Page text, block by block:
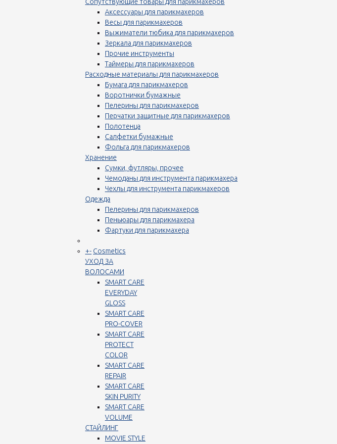
Аксессуары для парикмахеров
Весы для парикмахеров
Выжиматели тюбика для парикмахеров
Зеркала для парикмахеров
Прочие инструменты
Таймеры для парикмахеров
Расходные материалы для парикмахеров
Бумага для парикмахеров
Воротнички бумажные
Пелерины для парикмахеров
Перчатки защитные для парикмахеров
Полотенца
Салфетки бумажные
Фольга для парикмахеров
Хранение
Сумки, футляры, прочее
Чемоданы для инструмента парикмахера
Чехлы для инструмента парикмахеров
Одежда
Пелерины для парикмахеров
Пеньюары для парикмахера
Фартуки для парикмахера
+- Cosmetics
УХОД ЗА
ВОЛОСАМИ
SMART CARE
EVERYDAY
GLOSS
SMART CARE
PRO-COVER
SMART CARE
PROTECT
COLOR
SMART CARE
REPAIR
SMART CARE
SKIN PURITY
SMART CARE
VOLUME
СТАЙЛИНГ
MOVIE STYLE